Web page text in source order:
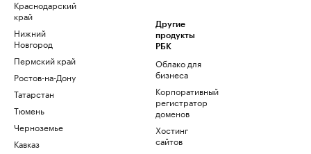
Краснодарский
край
Нижний
Новгород
Пермский край
Ростов-на-Дону
Татарстан
Тюмень
Черноземье
Кавказ
Другие
продукты
РБК
Облако для
бизнеса
Корпоративный
регистратор
доменов
Хостинг
сайтов